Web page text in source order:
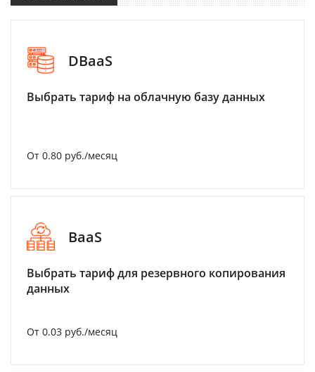
DBaaS
Выбрать тариф на облачную базу данных
От 0.80 руб./месяц
BaaS
Выбрать тариф для резервного копирования
данных
От 0.03 руб./месяц